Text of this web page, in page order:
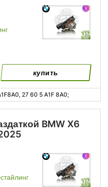
купить
27 60 5 A1F 8A0;
BMW X6